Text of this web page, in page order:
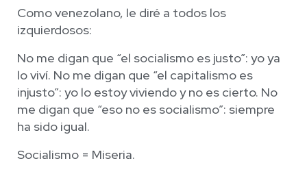
Como venezolano, le diré a todos los
izquierdosos:
No me digan que “el socialismo es justo”: yo ya
lo viví. No me digan que “el capitalismo es
injusto”: yo lo estoy viviendo y no es cierto. No
me digan que “eso no es socialismo”: siempre
ha sido igual.
Socialismo = Miseria.